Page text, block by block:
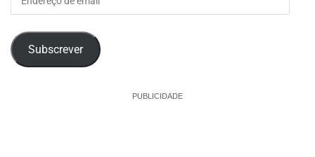
Subscrever
PUBLICIDADE